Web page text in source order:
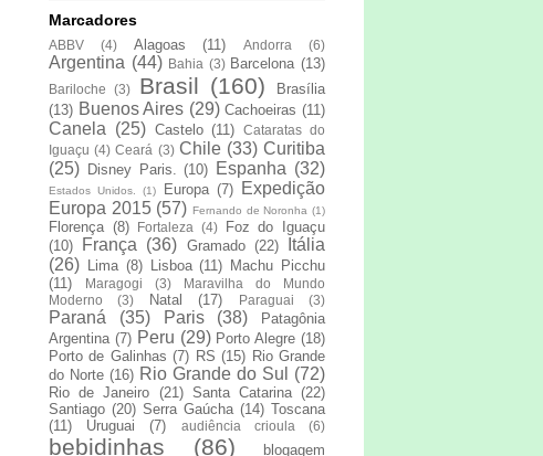
Marcadores
ABBV (4) Alagoas (11) Andorra (6)
Argentina (44) Bahia (3) Barcelona (13)
Bariloche (3) Brasil (160)
Brasília
(13) Buenos Aires (29) Cachoeiras (11)
Canela (25) Castelo (11)
Cataratas do
Iguaçu (4) Ceará (3) Chile (33) Curitiba
(25) Disney Paris. (10) Espanha (32)
Estados Unidos. (1) Europa (7)
Expedição
Europa 2015 (57) Fernando de Noronha (1)
Florença (8) Fortaleza (4)
Foz do Iguaçu
(10)
França (36) Gramado (22)
Itália
(26) Lima (8) Lisboa (11) Machu Picchu
(11)
Maragogi (3)
Maravilha do Mundo
Moderno
(3) Natal (17) Paraguai (3)
Paraná (35) Paris (38)
Patagônia
Argentina (7) Peru (29) Porto Alegre (18)
Porto de Galinhas (7) RS (15) Rio Grande
do Norte (16) Rio Grande do Sul (72)
Rio de Janeiro (21) Santa Catarina (22)
Santiago (20) Serra Gaúcha (14) Toscana
(11)
Uruguai (7) audiência crioula (6)
bebidinhas (86)
blogagem